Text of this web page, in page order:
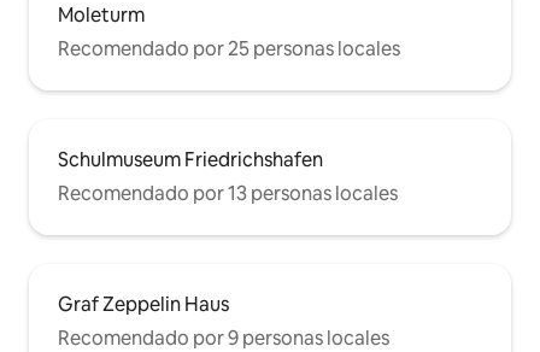
Moleturm
Recomendado por 25 personas locales
Schulmuseum Friedrichshafen
Recomendado por 13 personas locales
Graf Zeppelin Haus
Recomendado por 9 personas locales